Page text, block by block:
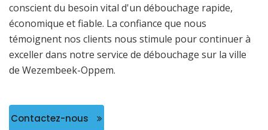
conscient du besoin vital d'un débouchage rapide,
économique et fiable. La confiance que nous
témoignent nos clients nous stimule pour continuer à
exceller dans notre service de débouchage sur la ville
de Wezembeek-Oppem.
Contactez-nous